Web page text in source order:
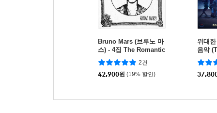
Bruno Mars (브루노 마
스) - 4집 The Romantic
[LP]
2건
42,900원 (19% 할인)
위대
음악